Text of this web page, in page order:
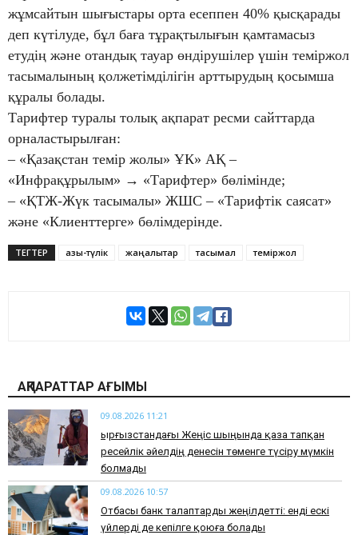
жұмсайтын шығыстары орта есеппен 40% қысқарады
деп күтілуде, бұл баға тұрақтылығын қамтамасыз
етудің және отандық тауар өндірушілер үшін теміржол
тасымалының қолжетімділігін арттырудың қосымша
құралы болады.
Тарифтер туралы толық ақпарат ресми сайттарда
орналастырылған:
– «Қазақстан темір жолы» ҰК» АҚ –
«Инфрақұрылым» → «Тарифтер» бөлімінде;
– «ҚТЖ-Жүк тасымалы» ЖШС – «Тарифтік саясат»
және «Клиенттерге» бөлімдерінде.
ТЕГТЕР азық-түлік жаңалықтар тасымал теміржол
АҚПАРАТТАР АҒЫМЫ
09.08.2026 11:21
Қырғызстандағы Жеңіс шыңында қаза тапқан
ресейлік әйелдің денесін төменге түсіру мүмкін
болмады
09.08.2026 10:57
Отбасы банк талаптарды жеңілдетті: енді ескі
үйлерді де кепілге қоюға болады